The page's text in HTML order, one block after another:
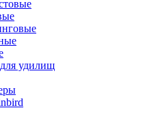
удилищ